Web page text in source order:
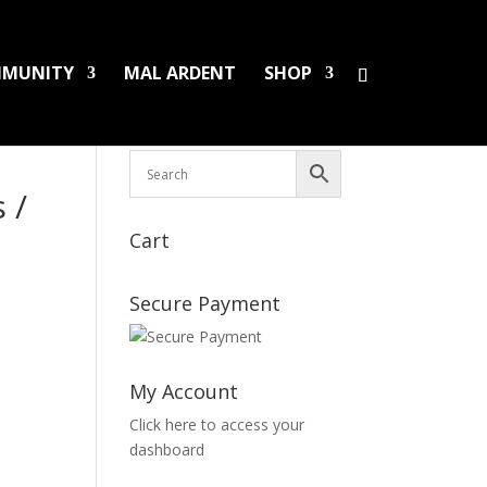
MAL ARDENT SHOP
/
Cart
Secure Payment
My Account
Click here to access your
dashboard